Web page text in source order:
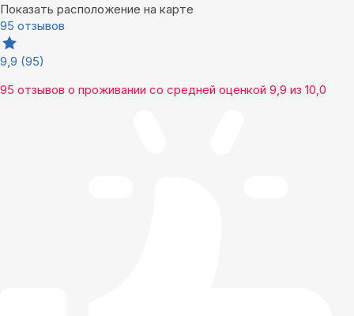
Показать расположение на карте
95 отзывов
9,9 (95)
95 отзывов о проживании со средней оценкой 9,9 из 10,0